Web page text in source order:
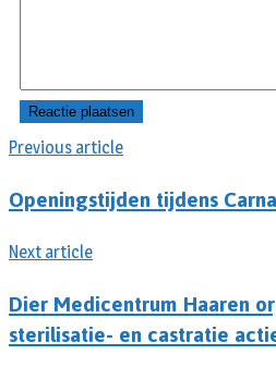
Previous article
Openingstijden tijdens
Next article
Dier Medicentrum Haaren
sterilisatie- en castratie